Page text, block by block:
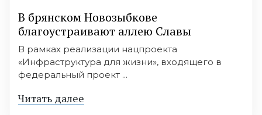
В брянском Новозыбкове
благоустраивают аллею Славы
В рамках реализации нацпроекта
«Инфраструктура для жизни», входящего в
федеральный проект ...
Читать далее